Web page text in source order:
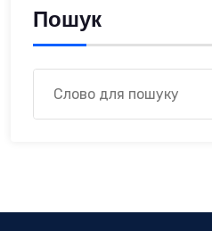
Пошук